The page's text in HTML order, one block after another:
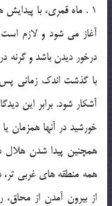
1 . ماه قمري، با
آغاز مي شود و لازم
درخور ديدن باشد و گرنه
با گذشت اندك زماني
آشكار شود. برابر اين
خورشيد در آنها همزمان
همچنين پيدا شدن هلال
همه منطقه هاي غربي
از بيرون آمدن از